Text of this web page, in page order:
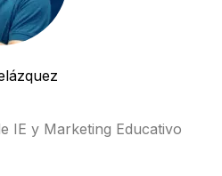
IE y Marketing Educativo